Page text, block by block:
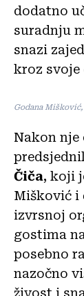
dodatno
suradnju
snazi
kroz svoje
Godana
Nakon
Čiča, koji
Mišković i
izvrsnoj
gostima
posebno
nazočno